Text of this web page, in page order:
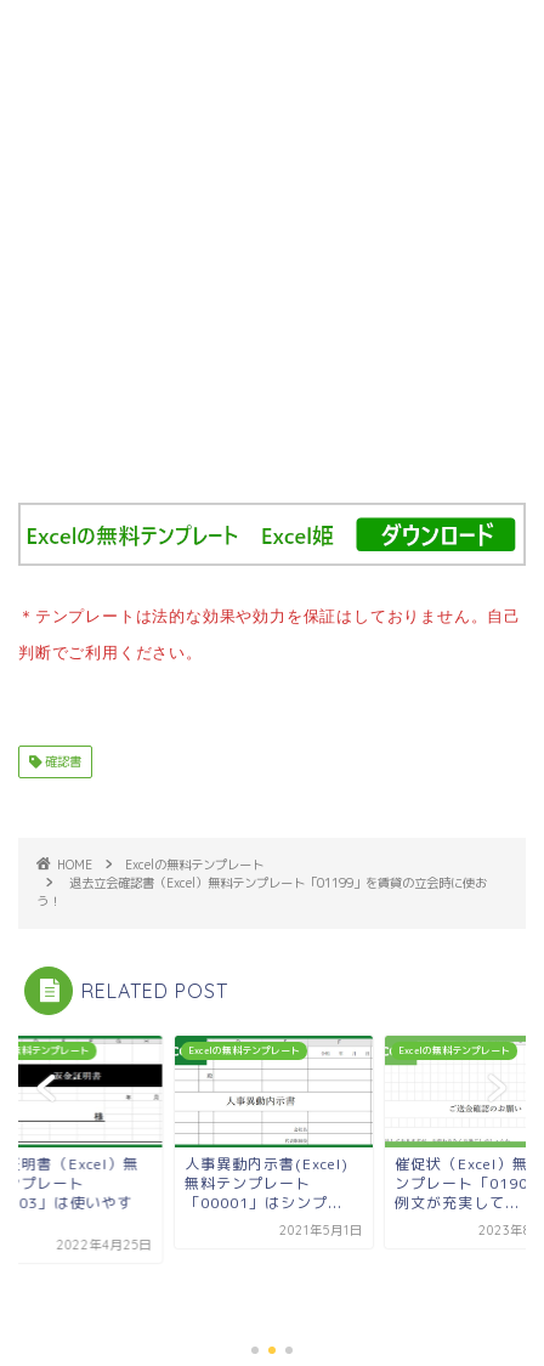
＊テンプレートは法的な効果や効力を保証はしておりません。自己
判断でご利用ください。
確認書
HOME
Excelの無料テンプレート
退去立会確認書（Excel）無料テンプレート「01199」を賃貸の立会時に使お
う！
RELATED POST
無料テンプレート
証明書（Excel）無
ンプレート
」は使いやす
2022年4月25日
Excelの無料テンプレート
人事異動内示書(Excel)
無料テンプレート
「00001」はシンプ...
2021年5月1日
Excelの無料テンプレート
催促状（Excel）無
ンプレート「01906
例文が充実して...
2023年8